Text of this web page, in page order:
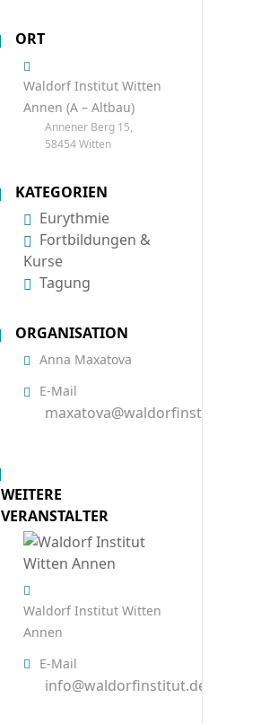
ORT
Waldorf Institut Witten
Annen (A – Altbau)
Annener Berg 15,
58454 Witten
KATEGORIEN
Eurythmie
Fortbildungen &
Kurse
Tagung
ORGANISATION
Anna Maxatova
E-Mail
maxatova@waldorfinstitut.de
WEITERE
VERANSTALTER
Waldorf Institut Witten
Annen
E-Mail
info@waldorfinstitut.de